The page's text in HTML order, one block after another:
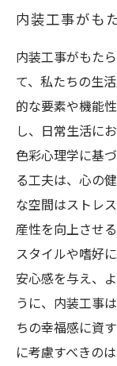
内装工事がも
内装工事がもた
て、私たちの生
的な要素や機能
し、日常生活に
色彩心理学に基
る工夫は、心の
な空間はストレ
産性を向上させ
スタイルや嗜好
安心感を与え、
うに、内装工事
ちの幸福感に資
に考慮すべきの